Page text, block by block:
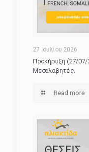
27 Ιουλίου 2026
Προκήρυξη (27/07/
Μεσολαβητές.
Read more